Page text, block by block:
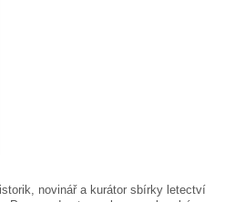
novinář a kurátor sbírky letectví